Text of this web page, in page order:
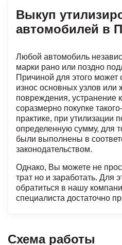
Выкуп
автомобилей в
Любой автомобиль
марки рано или поздно
Причиной для этого может
износ основных узлов
повреждения, устранение
соразмерно покупке
практике, при утилизации
определенную сумму, для
были выполнены в
законодательством.
Однако, Вы можете не
трат но и заработать. Для
обратиться в нашу
специалиста достаточно
Схема работы